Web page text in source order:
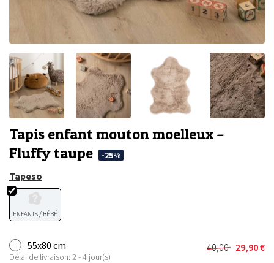
Tapis enfant mouton moelleux –
Fluffy taupe
-25%
Tapeso
ENFANTS / BÉBÉ
55x80 cm
Délai de livraison: 2 - 4 jour(s)
40,00
Le 29,90€
Le